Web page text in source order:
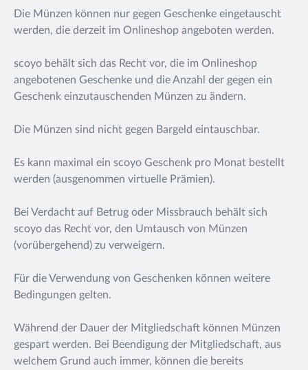
Die Münzen können nur gegen Geschenke eingetauscht
werden, die derzeit im Onlineshop angeboten werden.
scoyo behält sich das Recht vor, die im Onlineshop
angebotenen Geschenke und die Anzahl der gegen ein
Geschenk einzutauschenden Münzen zu ändern.
Die Münzen sind nicht gegen Bargeld eintauschbar.
Es kann maximal ein scoyo Geschenk pro Monat bestellt
werden (ausgenommen virtuelle Prämien).
Bei Verdacht auf Betrug oder Missbrauch behält sich
scoyo das Recht vor, den Umtausch von Münzen
(vorübergehend) zu verweigern.
Für die Verwendung von Geschenken können weitere
Bedingungen gelten.
Während der Dauer der Mitgliedschaft können Münzen
gespart werden. Bei Beendigung der Mitgliedschaft, aus
welchem Grund auch immer, können die bereits